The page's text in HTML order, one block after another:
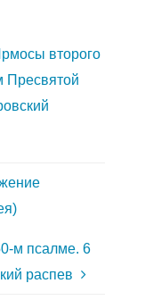
второго
Пресвятой
м псалме. 6
распев